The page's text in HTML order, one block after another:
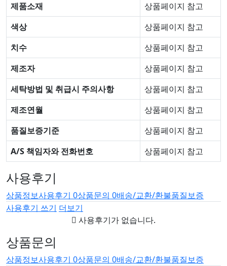
제품소재
상품페이지 참고
색상
상품페이지 참고
치수
상품페이지 참고
제조자
상품페이지 참고
세탁방법 및 취급시 주의사항
상품페이지 참고
제조연월
상품페이지 참고
품질보증기준
상품페이지 참고
A/S 책임자와 전화번호
상품페이지 참고
사용후기
상품정보사용후기 0상품문의 0배송/교환/환불품질보증
사용후기 쓰기 더보기
사용후기가 없습니다.
상품문의
상품정보사용후기 0상품문의 0배송/교환/환불품질보증